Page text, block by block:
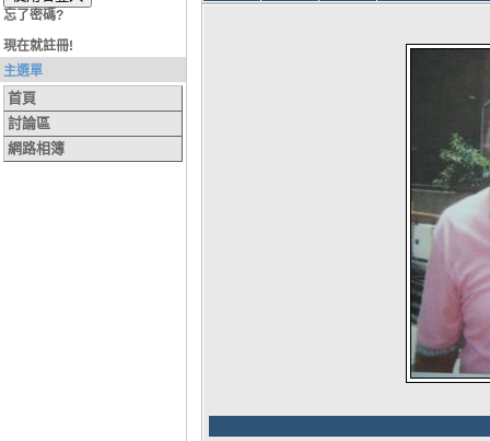
忘了密碼?
現在就註冊!
主選單
首頁
討論區
網路相簿